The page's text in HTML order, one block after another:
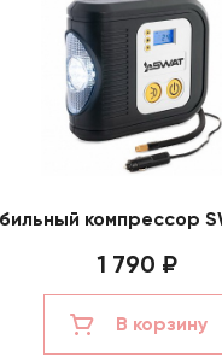
компрессор
1 790 ₽
В корзину